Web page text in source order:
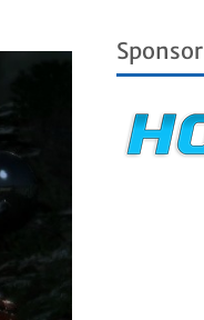
Sponsor